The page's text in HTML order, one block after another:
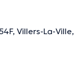
Villers-La-Ville,